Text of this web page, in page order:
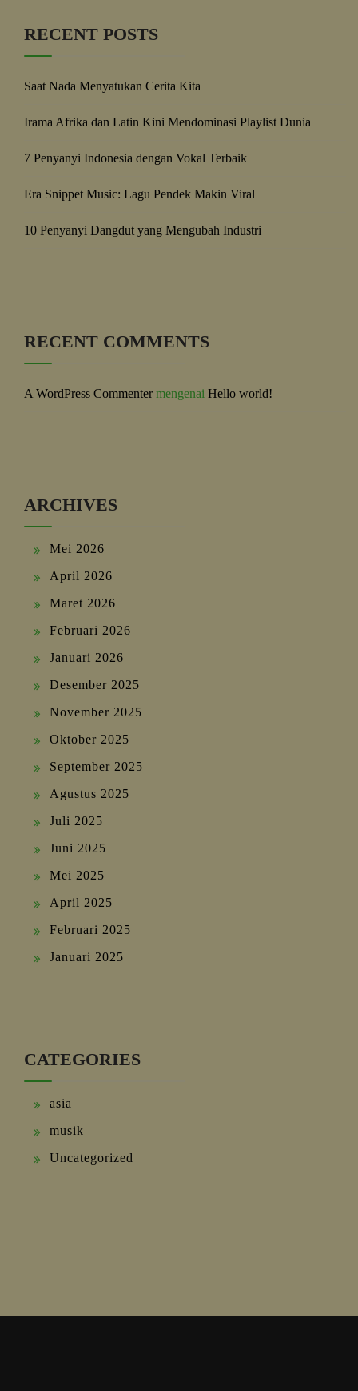
RECENT POSTS
Saat Nada Menyatukan Cerita Kita
Irama Afrika dan Latin Kini Mendominasi Playlist Dunia
7 Penyanyi Indonesia dengan Vokal Terbaik
Era Snippet Music: Lagu Pendek Makin Viral
10 Penyanyi Dangdut yang Mengubah Industri
RECENT COMMENTS
A WordPress Commentermengenai Hello world!
ARCHIVES
Mei 2026
April 2026
Maret 2026
Februari 2026
Januari 2026
Desember 2025
November 2025
Oktober 2025
September 2025
Agustus 2025
Juli 2025
Juni 2025
Mei 2025
April 2025
Februari 2025
Januari 2025
CATEGORIES
asia
musik
Uncategorized